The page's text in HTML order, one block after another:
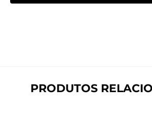
PRODUTOS